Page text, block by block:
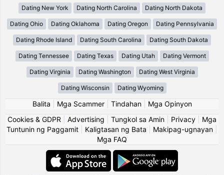
Dating New York Dating North Carolina Dating North Dakota
Dating Ohio Dating Oklahoma Dating Oregon Dating Pennsylvania
Dating Rhode Island Dating South Carolina Dating South Dakota
Dating Tennessee Dating Texas Dating Utah Dating Vermont
Dating Virginia Dating Washington Dating West Virginia
Dating Wisconsin Dating Wyoming
Balita Mga Scammer| Tindahan| Mga Opinyon
Cookies & GDPR
Advertising Tungkol sa Amin Privacy
Mga
Tuntunin ng Paggamit
Kaligtasan ng Bata Makipag-ugnayan
Mga FAQ